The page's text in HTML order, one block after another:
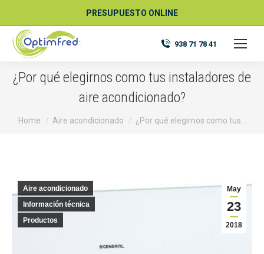
PRESUPUESTO ONLINE
938 71 78 41
¿Por qué elegirnos como tus instaladores de
aire acondicionado?
You are here:
Home Aire acondicionado ¿Por qué elegirnos como tus…
May
23
2018
Aire acondicionado
Información técnica
Productos